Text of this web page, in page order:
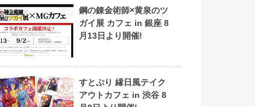
鋼の錬金術師×黄泉のツ
ガイ展 カフェ in 銀座 8
月13日より開催!
すとぷり 縁日風テイク
アウトカフェ in 渋谷 8